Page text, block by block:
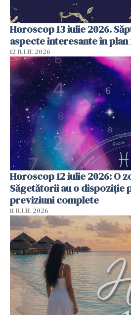
Horoscop 13 iulie 2026.
aspecte interesante în
12 IULIE 2026
Horoscop 12 iulie 2026: O
Săgetătorii au o dispoziție
previziuni complete
11 IULIE 2026